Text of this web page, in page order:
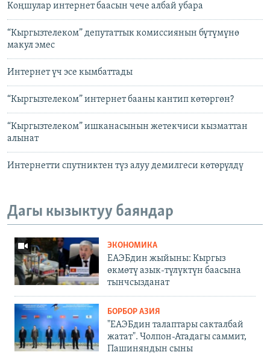
Коңшулар интернет баасын чече албай убара
“Кыргызтелеком” депутаттык комиссиянын бүтүмүнө
макул эмес
Интернет үч эсе кымбаттады
“Кыргызтелеком” интернет бааны кантип көтөргөн?
“Кыргызтелеком” ишканасынын жетекчиси кызматтан
алынат
Интернетти спутниктен түз алуу демилгеси көтөрүлдү
Дагы кызыктуу баяндар
ЭКОНОМИКА
ЕАЭБдин жыйыны: Кыргыз
өкмөтү азык-түлүктүн баасына
тынчсызданат
БОРБОР АЗИЯ
"ЕАЭБдин талаптары сакталбай
жатат". Чолпон-Атадагы саммит,
Пашиняндын сыны